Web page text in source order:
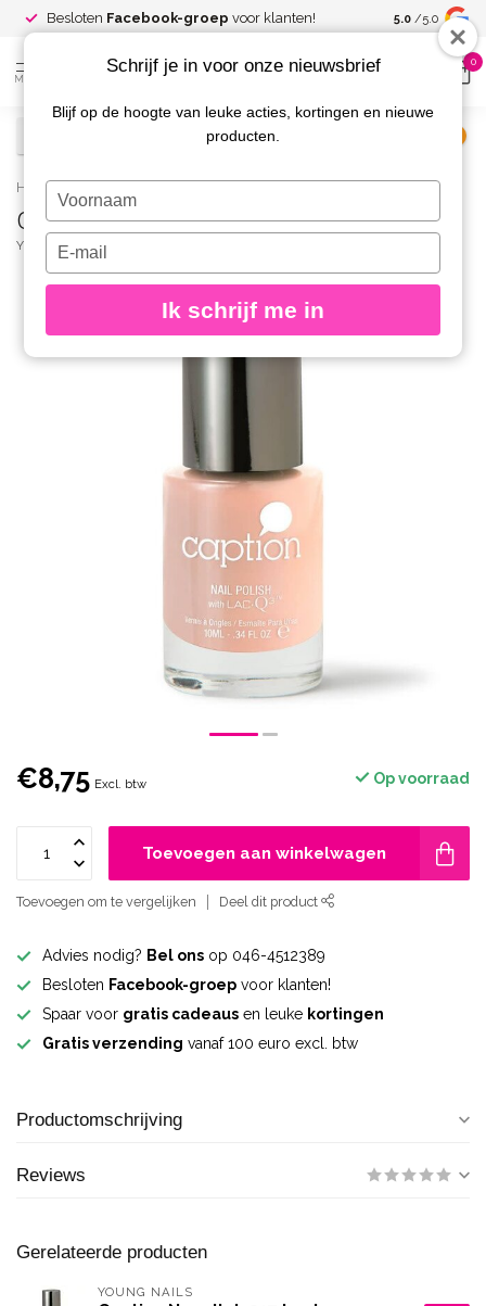
Besloten Facebook-groep voor klanten! Spaar voor
kortingen
5.0 /5.0
MENU
0
Home / Caption Nagellak 022 Walk to the light
Caption Nagellak 022 Walk to the light
YOUNG NAILS
€8,75 Excl. btw Op voorraad
Toevoegen aan winkelwagen
Toevoegen om te vergelijken Deel dit product
Advies nodig? Bel ons op 046-4512389
Besloten Facebook-groep voor klanten!
Spaar voor gratis cadeaus en leuke kortingen
Gratis verzending vanaf 100 euro excl. btw
Productomschrijving
Reviews
Gerelateerde producten
YOUNG NAILS
Schrijf je in voor onze nieuwsbrief
Blijf op de hoogte van leuke acties, kortingen en nieuwe
producten.
Typ
je
naam
Typ
je
e-
in
Ik schrijf me in